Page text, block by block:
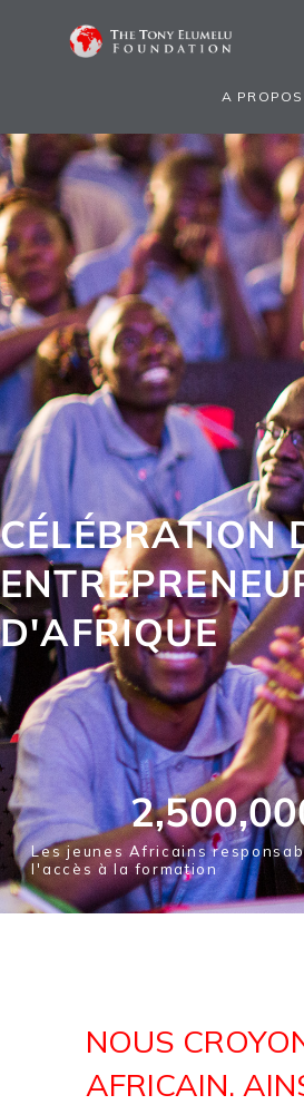
A
CÉLÉBRATION
D'AFRIQUE
Les jeunes Africains
l'accès à la formation
NOUS
AFRICAIN.